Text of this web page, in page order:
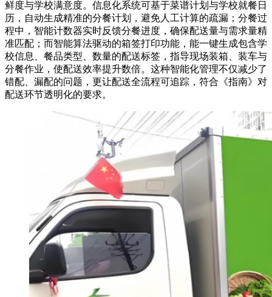
鲜度与学校满意度。信息化系统可基于菜谱计划与学校就餐日
历，自动生成精准的分餐计划，避免人工计算的疏漏；分餐过
程中，智能计数器实时反馈分餐进度，确保配送量与需求量精
准匹配；而智能算法驱动的箱签打印功能，能一键生成包含学
校信息、餐品类型、数量的配送标签，指导现场装箱、装车与
分餐作业，使配送效率提升数倍。这种智能化管理不仅减少了
错配、漏配的问题，更让配送全流程可追踪，符合《指南》对
配送环节透明化的要求。